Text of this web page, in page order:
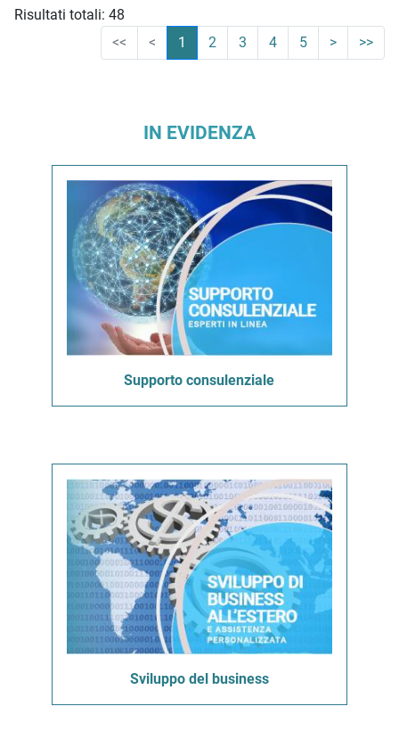
Risultati totali: 48
<<
< 1 2 3 4 5 > >>
IN EVIDENZA
Supporto consulenziale
Sviluppo del business